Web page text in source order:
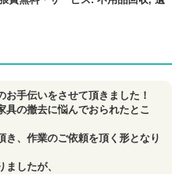
手伝いをさせて頂きました！
具の撤去に悩んでおられたとこ
き、作業のご依頼を頂く形となり
したが、